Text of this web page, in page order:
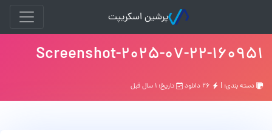
پرشین اسکریپت
Screenshot-2025-07-22-160951
دسته بندی: | تاریخ: ۱ سال قبل